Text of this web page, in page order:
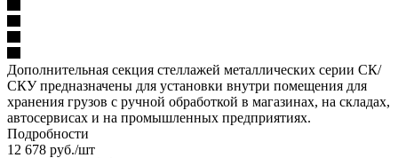
Дополнительная секция стеллажей металлических серии СК/
СКУ предназначены для установки внутри помещения для
хранения грузов с ручной обработкой в магазинах, на складах,
автосервисах и на промышленных предприятиях.
Подробности
12 678 руб./шт